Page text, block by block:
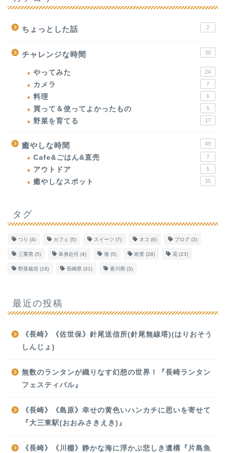
ちょっとした話 2
チャレンジな時間 38
やってみた 24
カメラ 7
料理 6
買って＆使ってよかったもの 5
野菜を育てる 17
癒やしな時間 49
Cafe&ごはん&直売 7
アウトドア 5
癒やしなスポット 35
タグ
つり (4) カフェ (5) スイーツ (7) ネコ (6) ブログ (3)
三重県 (5) 単身赴任 (4) 海 (5) 絶景 (28) 花 (23)
野菜栽培 (18) 長崎県 (31) 香川県 (3)
最近の投稿
《長崎》《佐世保》針尾送信所(針尾無線塔)(はりおそう
しんじょ)
無数のランタンが織りなす幻想の世界！『長崎ランタン
フェスティバル』
《長崎》《島原》幸せの黄色いハンカチに思いを寄せて
『大三東駅(おおみさきえき)』
《長崎》《川棚》静かな海に浮かぶ悲しき遺構『片島魚